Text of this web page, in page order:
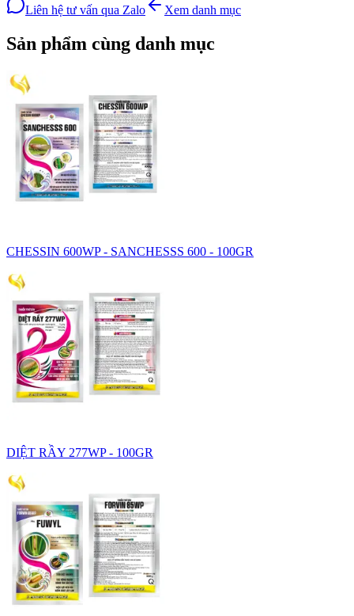
Liên hệ tư vấn qua Zalo Xem danh mục
Sản phẩm cùng danh mục
CHESSIN 600WP - SANCHESSS 600 - 100GR
DIỆT RẦY 277WP - 100GR